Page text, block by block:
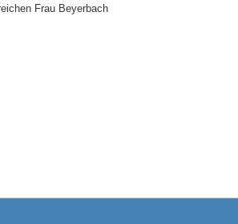
Frau Beyerbach